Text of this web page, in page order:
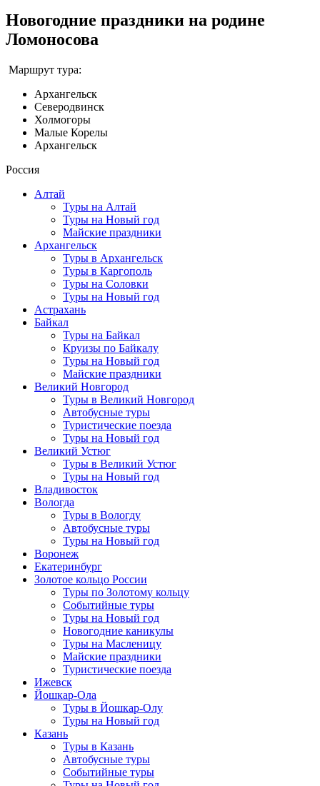
Новогодние праздники на родине
Ломоносова
Маршрут тура:
Архангельск
Северодвинск
Холмогоры
Малые Корелы
Архангельск
Россия
Алтай
Туры на Алтай
Туры на Новый год
Майские праздники
Архангельск
Туры в Архангельск
Туры в Каргополь
Туры на Соловки
Туры на Новый год
Астрахань
Байкал
Туры на Байкал
Круизы по Байкалу
Туры на Новый год
Майские праздники
Великий Новгород
Туры в Великий Новгород
Автобусные туры
Туристические поезда
Туры на Новый год
Великий Устюг
Туры в Великий Устюг
Туры на Новый год
Владивосток
Вологда
Туры в Вологду
Автобусные туры
Туры на Новый год
Воронеж
Екатеринбург
Золотое кольцо России
Туры по Золотому кольцу
Событийные туры
Туры на Новый год
Новогодние каникулы
Туры на Масленицу
Майские праздники
Туристические поезда
Ижевск
Йошкар-Ола
Туры в Йошкар-Олу
Туры на Новый год
Казань
Туры в Казань
Автобусные туры
Событийные туры